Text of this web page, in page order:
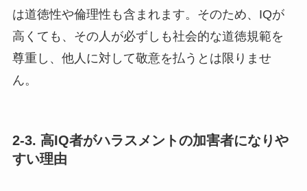
は道徳性や倫理性も含まれます。そのため、IQが
高くても、その人が必ずしも社会的な道徳規範を
尊重し、他人に対して敬意を払うとは限りませ
ん。
2-3. 高IQ者がハラスメントの加害者になりや
すい理由